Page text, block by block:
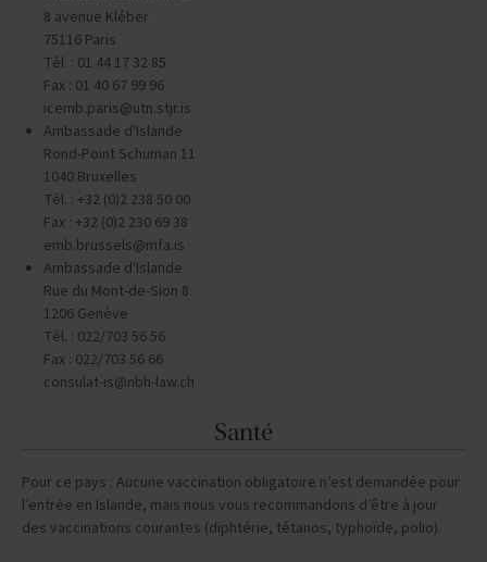
8 avenue Kléber
75116 Paris
Tél. : 01 44 17 32 85
Fax : 01 40 67 99 96
icemb.paris@utn.stjr.is
Ambassade d'Islande
Rond-Point Schuman 11
1040 Bruxelles
Tél. : +32 (0)2 238 50 00
Fax : +32 (0)2 230 69 38
emb.brussels@mfa.is
Ambassade d'Islande
Rue du Mont-de-Sion 8
1206 Genève
Tél. : 022/703 56 56
Fax : 022/703 56 66
consulat-is@nbh-law.ch
Santé
Pour ce pays : Aucune vaccination obligatoire n’est demandée pour
l’entrée en Islande, mais nous vous recommandons d’être à jour
des vaccinations courantes (diphtérie, tétanos, typhoïde, polio).